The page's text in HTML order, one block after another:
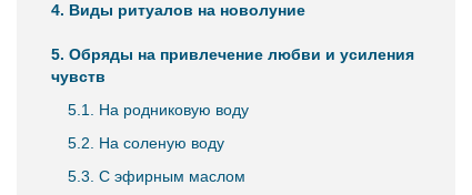
4. Виды ритуалов на новолуние
5. Обряды на привлечение любви и усиления
чувств
5.1. На родниковую воду
5.2. На соленую воду
5.3. С эфирным маслом